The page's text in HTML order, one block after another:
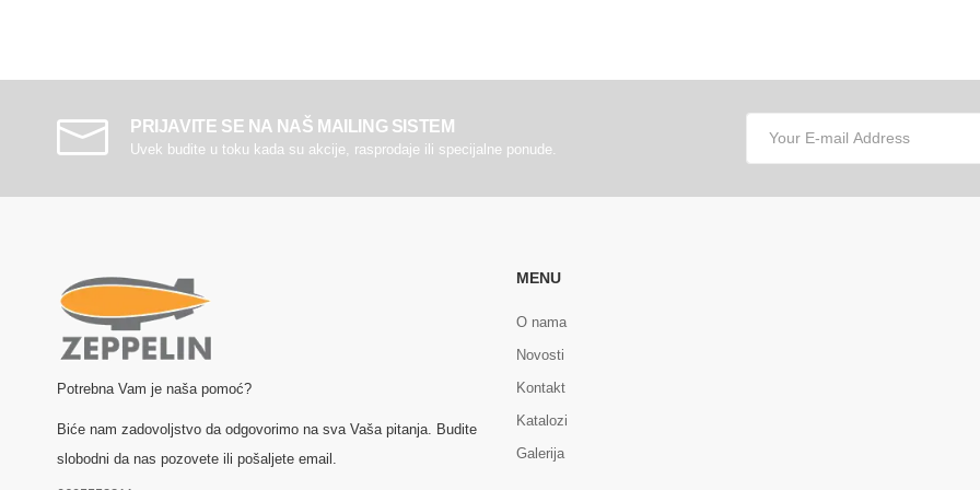
PRIJAVITE SE NA NAŠ MAILING SISTEM
Uvek budite u toku kada su akcije, rasprodaje ili specijalne ponude.
Potrebna Vam je naša pomoć?
Biće nam zadovoljstvo da odgovorimo na sva Vaša pitanja. Budite
slobodni da nas pozovete ili pošaljete email.
MENU
O nama
Novosti
Kontakt
Katalozi
Galerija